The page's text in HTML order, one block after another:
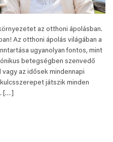
az otthoni ápolásban.
Az otthoni ápolás világában a
ugyanolyan fontos, mint
betegségben szenvedő
az idősek mindennapi
játszik minden
[…]